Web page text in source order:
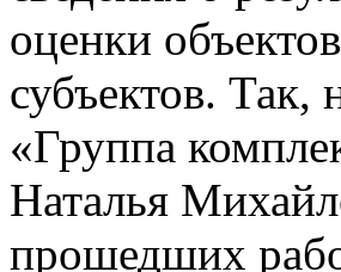
оценки
субъектов.
«Группа
Наталья
прошедших